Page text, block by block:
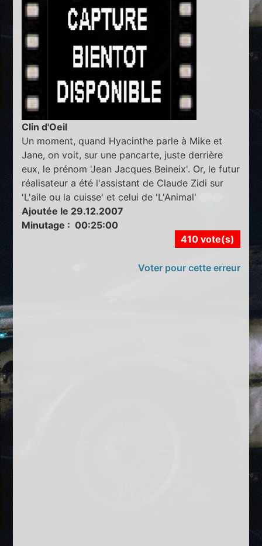
Clin d'Oeil
Un moment, quand Hyacinthe parle à Mike et
Jane, on voit, sur une pancarte, juste derrière
eux, le prénom 'Jean Jacques Beineix'. Or, le futur
réalisateur a été l'assistant de Claude Zidi sur
'L'aile ou la cuisse' et celui de 'L'Animal'
Ajoutée le 29.12.2007
Minutage : 00:25:00
410 vote(s)
Voter pour cette erreur